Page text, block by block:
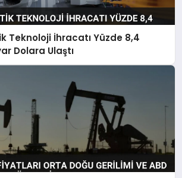
Teknoloji İhracatı Yüzde 8,4
Dolara Ulaştı